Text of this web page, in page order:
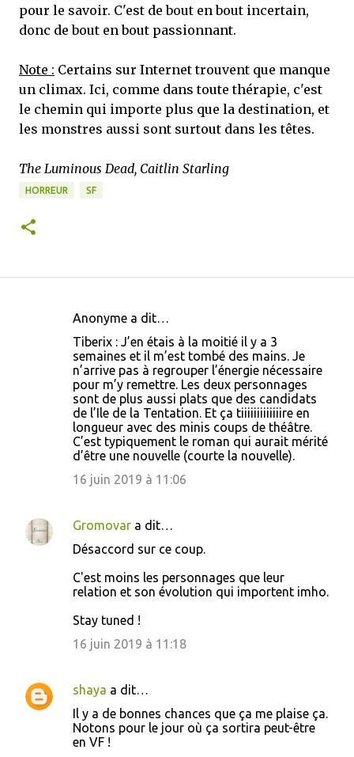
pour le savoir. C'est de bout en bout incertain,
donc de bout en bout passionnant.
Note : Certains sur Internet trouvent que manque
un climax. Ici, comme dans toute thérapie, c'est
le chemin qui importe plus que la destination, et
les monstres aussi sont surtout dans les têtes.
The Luminous Dead, Caitlin Starling
HORREUR SF
r
e
Anonyme a dit…
Tiberix : J’en étais à la moitié il y a 3
semaines et il m’est tombé des mains. Je
n’arrive pas à regrouper l’énergie nécessaire
pour m’y remettre. Les deux personnages
sont de plus aussi plats que des candidats
de l’Ile de la Tentation. Et ça tiiiiiiiiiiiiire en
longueur avec des minis coups de théâtre.
C’est typiquement le roman qui aurait mérité
d’être une nouvelle (courte la nouvelle).
16 juin 2019 à 11:06
Gromovar a dit…
Désaccord sur ce coup.
C'est moins les personnages que leur
relation et son évolution qui importent imho.
Stay tuned !
16 juin 2019 à 11:18
shaya a dit…
Il y a de bonnes chances que ça me plaise ça.
Notons pour le jour où ça sortira peut-être
en VF !